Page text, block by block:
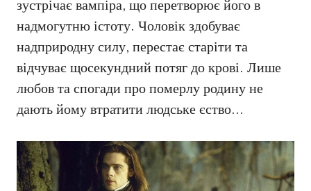
зустрічає вампіра, що перетворює його в
надмогутню істоту. Чоловік здобуває
надприродну силу, перестає старіти та
відчуває щосекундний потяг до крові. Лише
любов та спогади про померлу родину не
дають йому втратити людське єство…